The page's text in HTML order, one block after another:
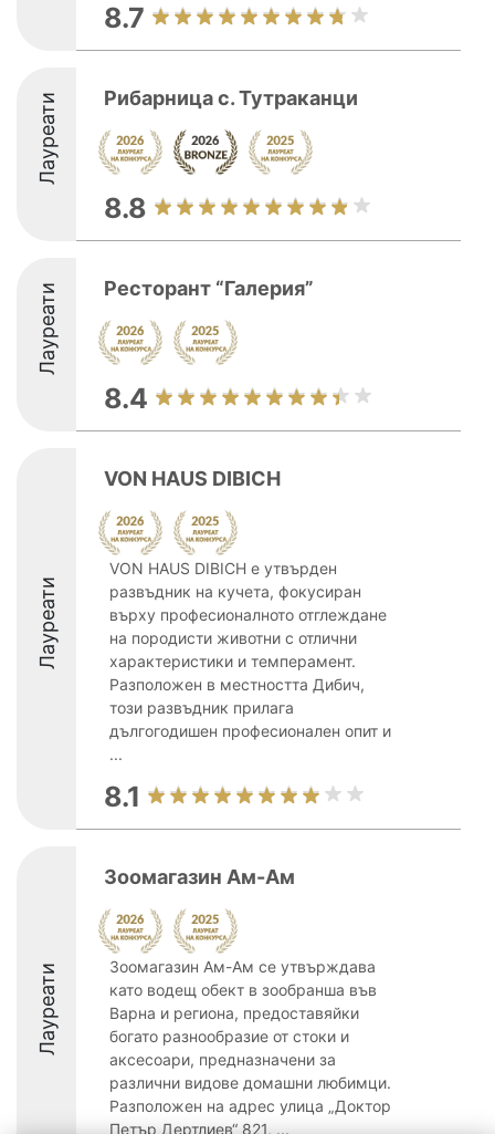
8.7
Лауреати Рибарница с. Тутраканци
8.8
Лауреати Ресторант “Галерия”
8.4
Лауреати
VON HAUS DIBICH
VON HAUS DIBICH е утвърден
развъдник на кучета, фокусиран
върху професионалното отглеждане
на породисти животни с отлични
характеристики и темперамент.
Разположен в местността Дибич,
този развъдник прилага
дългогодишен професионален опит и
...
8.1
Лауреати
Зоомагазин Ам-Ам
Зоомагазин Ам-Ам се утвърждава
като водещ обект в зообранша във
Варна и региона, предоставяйки
богато разнообразие от стоки и
аксесоари, предназначени за
различни видове домашни любимци.
Разположен на адрес улица „Доктор
Петър Дертлиев“ 821, ...